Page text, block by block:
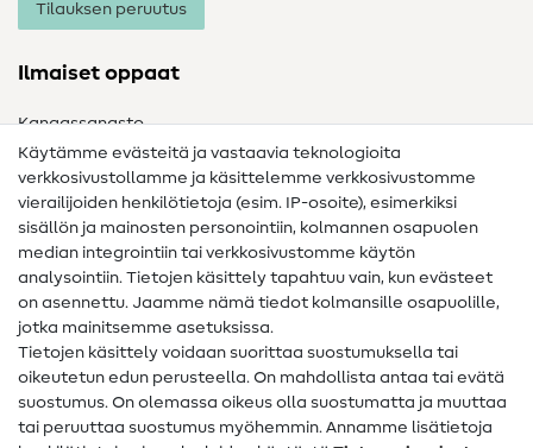
Tilauksen peruutus
Ilmaiset oppaat
Kangassanasto
Ompelusanasto
Ompeluohjeet
Apua ja yhteystiedot
Yhteystiedot
Tietoa omistajanvaihdoksesta
Peruutusoikeus
Käytämme evästeitä ja vastaavia teknologioita
verkkosivustollamme ja käsittelemme verkkosivustomme
vierailijoiden henkilötietoja (esim. IP-osoite), esimerkiksi
sisällön ja mainosten personointiin, kolmannen osapuolen
median integrointiin tai verkkosivustomme käytön
analysointiin. Tietojen käsittely tapahtuu vain, kun evästeet
on asennettu. Jaamme nämä tiedot kolmansille osapuolille,
jotka mainitsemme asetuksissa.
Tietojen käsittely voidaan suorittaa suostumuksella tai
oikeutetun edun perusteella. On mahdollista antaa tai evätä
suostumus. On olemassa oikeus olla suostumatta ja muuttaa
tai peruuttaa suostumus myöhemmin. Annamme lisätietoja